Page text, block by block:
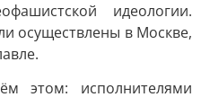
идеологии.
осуществлены в Москве,
этом: исполнителями